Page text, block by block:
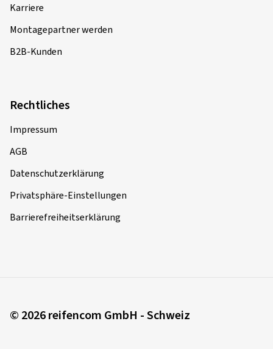
Karriere
Montagepartner werden
B2B-Kunden
Rechtliches
Impressum
AGB
Datenschutzerklärung
Privatsphäre-Einstellungen
Barrierefreiheitserklärung
© 2026 reifencom GmbH - Schweiz